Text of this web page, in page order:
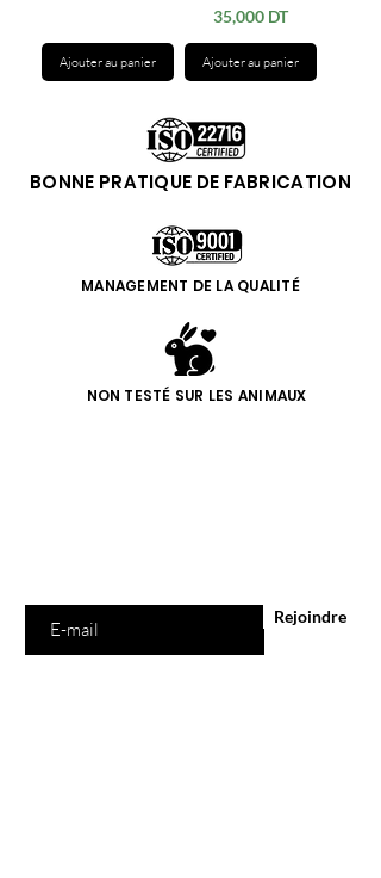
Ajouter au panier
Prix
35,000 DT
Ajouter au panier
BONNE PRATIQUE DE FABRICATION
MANAGEMENT DE LA QUALITÉ
NON TESTÉ SUR LES ANIMAUX
Rejoindre